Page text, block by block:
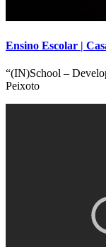
Ensino Escolar |
“(IN)School –
Peixoto